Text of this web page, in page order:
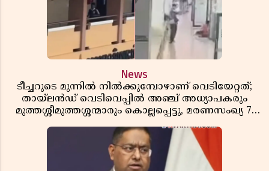
News
ടീച്ചറുടെ മുന്നിൽ നിൽക്കുമ്പോഴാണ് വെടിയേറ്റത്;
തായ്‌ലൻഡ് വെടിവെപ്പിൽ അഞ്ച് അധ്യാപകരും
മുത്തശ്ശീമുത്തശ്ശന്മാരും കൊല്ലപ്പെട്ടു, മരണസംഖ്യ 7;